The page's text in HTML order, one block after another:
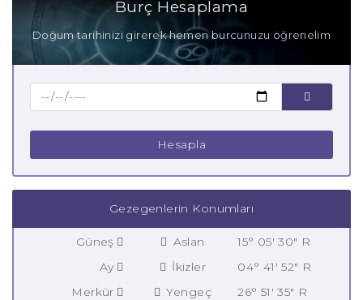
Burç Hesaplama
Doğum tarihinizi girerek hemen burcunuzu öğrenelim
Hesapla
Gezegenlerin Konumları
Güneş Aslan
15° 05' 30" R
Ay
İkizler
04° 41' 52" R
Merkür
Yengeç
26° 51' 35" R